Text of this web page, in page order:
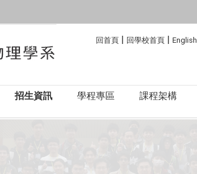
回首頁 | 回學校首頁 | English
招生資訊 學程專區 課程架構